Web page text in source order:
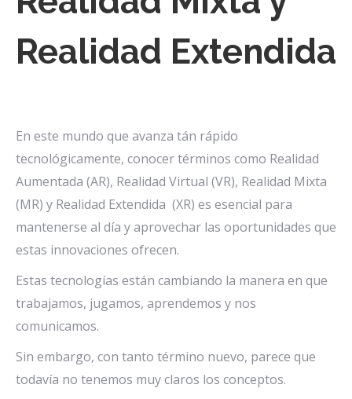
Realidad Extendida
En este mundo que avanza tán rápido
tecnológicamente, conocer términos como Realidad
Aumentada (AR), Realidad Virtual (VR), Realidad Mixta
(MR) y Realidad Extendida (XR) es esencial para
mantenerse al día y aprovechar las oportunidades que
estas innovaciones ofrecen.
Estas tecnologías están cambiando la manera en que
trabajamos, jugamos, aprendemos y nos
comunicamos.
Sin embargo, con tanto término nuevo, parece que
todavía no tenemos muy claros los conceptos.